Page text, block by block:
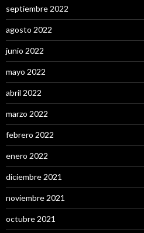
septiembre 2022
agosto 2022
junio 2022
mayo 2022
abril 2022
marzo 2022
febrero 2022
enero 2022
diciembre 2021
noviembre 2021
octubre 2021